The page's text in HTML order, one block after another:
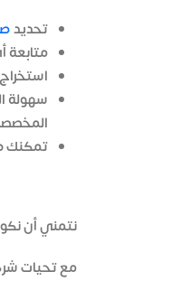
تحديد
متابعة
سهولة
تمكنك
نتمني أن
مع تحيات